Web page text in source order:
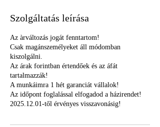
Szolgáltatás leírása
Az àrváltozás jogát fenntartom!
Csak magánszemélyeket áll módomban
kiszolgálni.
Az árak forintban értendőek és az áfát
tartalmazzák!
A munkáimra 1 hét garanciát vállalok!
Az időpont foglalással elfogadod a házirendet!
2025.12.01-től érvényes visszavonásig!